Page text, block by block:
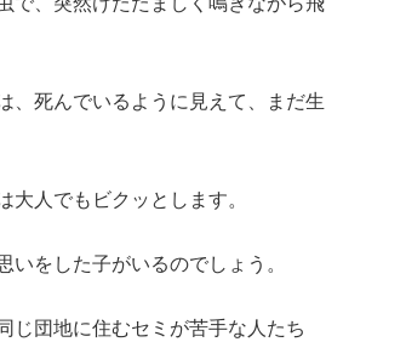
、死んでいるように見えて、まだ生
大人でもビクッとします。
をした子がいるのでしょう。
じ団地に住むセミが苦手な人たち